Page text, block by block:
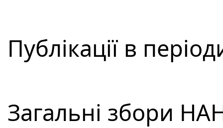
Публікації в
Загальні збори